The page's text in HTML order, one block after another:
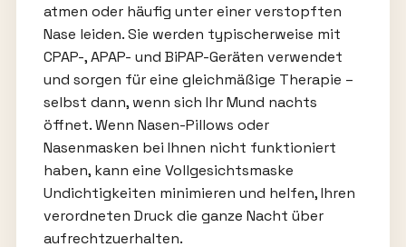
atmen oder häufig unter einer verstopften
Nase leiden. Sie werden typischerweise mit
CPAP-, APAP- und BiPAP-Geräten verwendet
und sorgen für eine gleichmäßige Therapie –
selbst dann, wenn sich Ihr Mund nachts
öffnet. Wenn Nasen-Pillows oder
Nasenmasken bei Ihnen nicht funktioniert
haben, kann eine Vollgesichtsmaske
Undichtigkeiten minimieren und helfen, Ihren
verordneten Druck die ganze Nacht über
aufrechtzuerhalten.